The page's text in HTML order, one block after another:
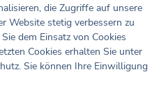
Sie Ihre Erfahrungen mit anderen.
die Zugriffe auf unsere
Website stetig verbessern zu
dem Einsatz von Cookies
Cookies erhalten Sie unter
Sie können Ihre Einwilligung